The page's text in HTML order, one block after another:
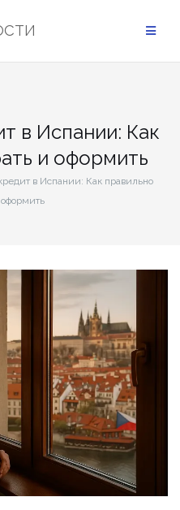
в Испании: Как
и оформить
в Испании: Как правильно